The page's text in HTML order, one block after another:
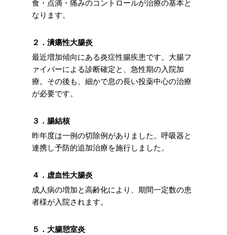
食・点滴・痛みのコントロールが治療の基本と
なります。
２．潰瘍性大腸炎
最近増加傾向にある炎症性腸疾患です。大腸フ
ァイバーによる診断確定と、急性期の入院加
療。その後も、細かで息の長い投薬中心の治療
が必要です。
３．腸結核
昨年度は一例の切除例がありました。呼吸器と
連携し予防的追加治療を施行しました。
４．虚血性大腸炎
成人病の増加と高齢化により、期間一定数の患
者様が入院されます。
５．大腸憩室炎